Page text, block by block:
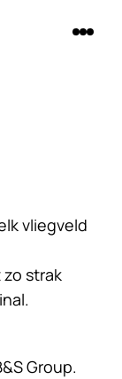
vliegveld
strak
Group.